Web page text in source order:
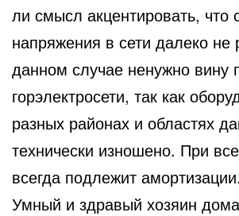
ли смысл акцентировать, что
напряжения в сети далеко не
данном случае ненужно вину
горэлектросети, так как
разных районах и областях
технически изношено. При
всегда подлежит амортизации.
Умный и здравый хозяин